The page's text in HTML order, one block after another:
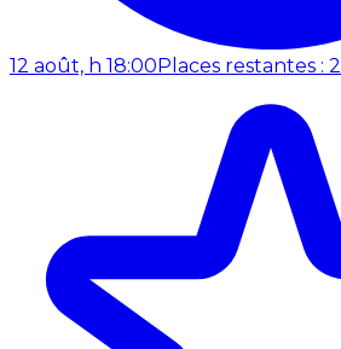
12 août, h 18:00 Places restantes : 2